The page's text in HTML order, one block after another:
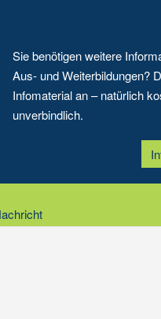
Sie benötigen weitere
Aus- und Weiterbildungen?
Infomaterial an – natürlich
unverbindlich.